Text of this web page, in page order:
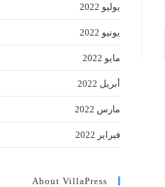
يوليو 2022
يونيو 2022
مايو 2022
أبريل 2022
مارس 2022
فبراير 2022
About VillaPress